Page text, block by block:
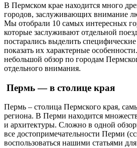
В Пермском крае находится много
городов, заслуживающих внимание
Мы отобрали 10 самых интересных
которые заслуживают отдельной
постарались выделить
показать их характерные
небольшой обзор по городам
отдельного внимания.
Пермь — в столице края
Пермь – столица Пермского края,
региона. В Перми находится
и архитектуры. Сложно в одной
все достопримечательности Перми
воспользоваться нашими статьями